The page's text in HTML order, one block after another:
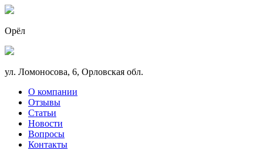
Орёл
ул. Ломоносова, 6, Орловская обл.
О компании
Отзывы
Статьи
Новости
Вопросы
Контакты